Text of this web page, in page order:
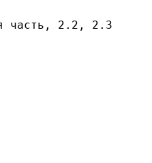
часть, 2.2, 2.3